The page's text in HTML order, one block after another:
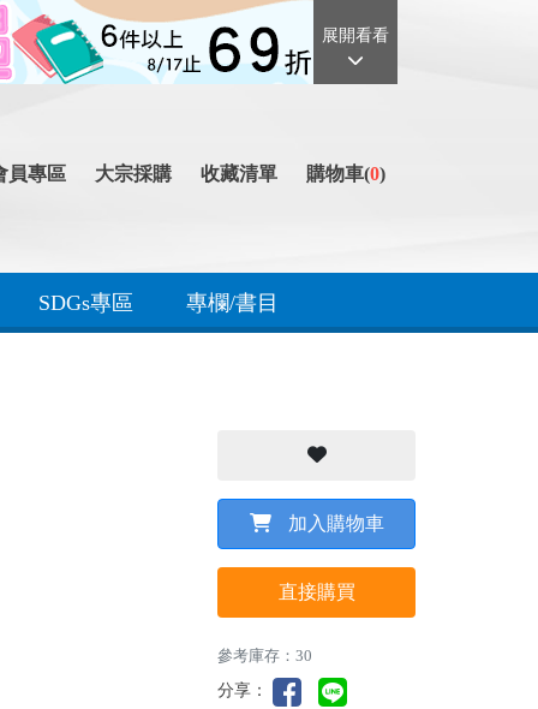
展開看看
員專區 大宗採購 收藏清單 購物車(0)
SDGs專區 專欄/書目
加入購物車
直接購買
參考庫存：30
分享：